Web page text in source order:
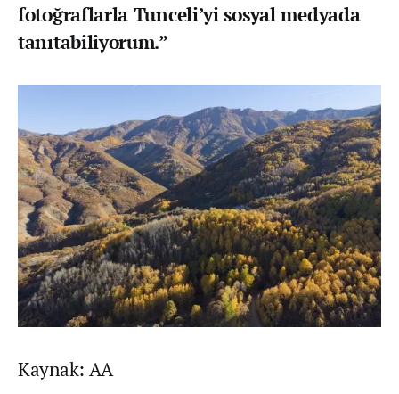
fotoğraflarla Tunceli’yi sosyal medyada
tanıtabiliyorum.”
Kaynak: AA